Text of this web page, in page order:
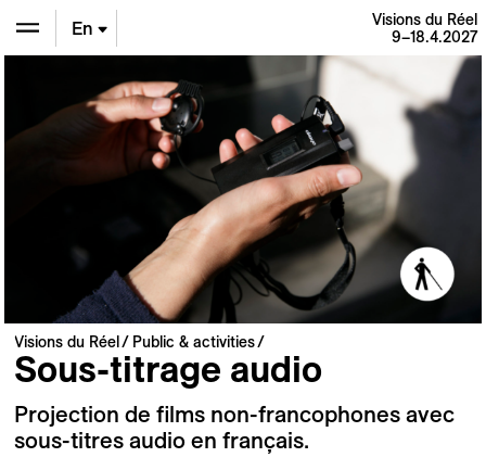
En
Visions du Réel
9–18.4.2027
Visions du Réel Public & activities
Sous-titrage audio
Projection de films non-francophones avec
sous-titres audio en français.